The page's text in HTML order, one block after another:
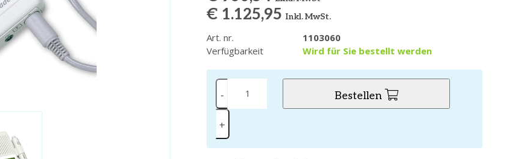
€ 1.125,95Inkl. MwSt.
Art. nr.
1103060
Verfügbarkeit
Wird für Sie bestellt werden
-
+
Bestellen